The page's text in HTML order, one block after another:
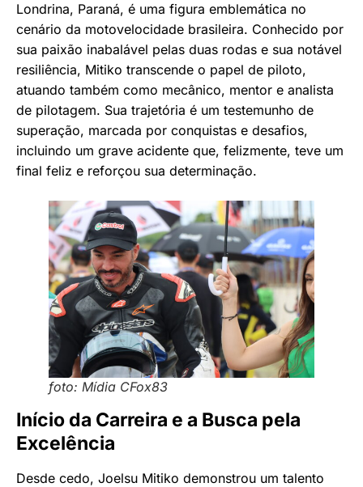
Londrina, Paraná, é uma figura emblemática no
cenário da motovelocidade brasileira. Conhecido por
sua paixão inabalável pelas duas rodas e sua notável
resiliência, Mitiko transcende o papel de piloto,
atuando também como mecânico, mentor e analista
de pilotagem. Sua trajetória é um testemunho de
superação, marcada por conquistas e desafios,
incluindo um grave acidente que, felizmente, teve um
final feliz e reforçou sua determinação.
foto: Mídia CFox83
Início da Carreira e a Busca pela
Excelência
Desde cedo, Joelsu Mitiko demonstrou um talento